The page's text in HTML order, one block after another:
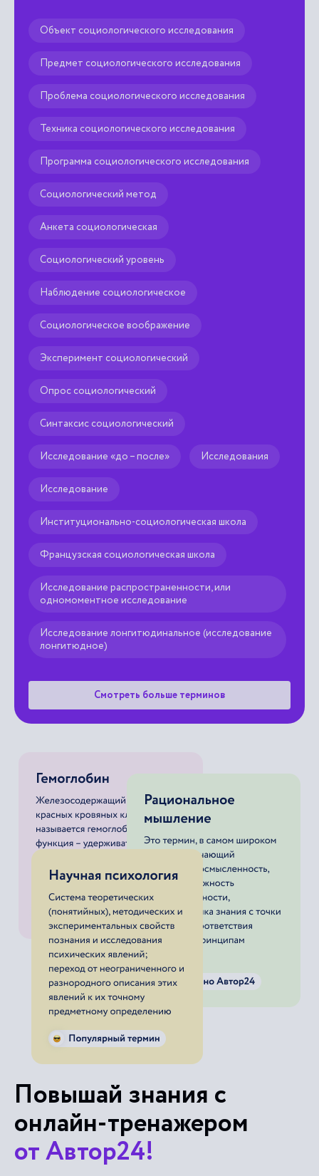
Объект социологического исследования
Предмет социологического исследования
Проблема социологического исследования
Техника социологического исследования
Программа социологического исследования
Социологический метод
Анкета социологическая
Социологический уровень
Наблюдение социологическое
Социологическое воображение
Эксперимент социологический
Опрос социологический
Синтаксис социологический
Исследование «до – после» Исследования
Исследование
Институционально-социологическая школа
Французская социологическая школа
Исследование распространенности, или
одномоментное исследование
Исследование лонгитюдинальное (исследование
лонгитюдное)
Смотреть больше терминов
Повышай знания с
онлайн-тренажером
от Автор24!